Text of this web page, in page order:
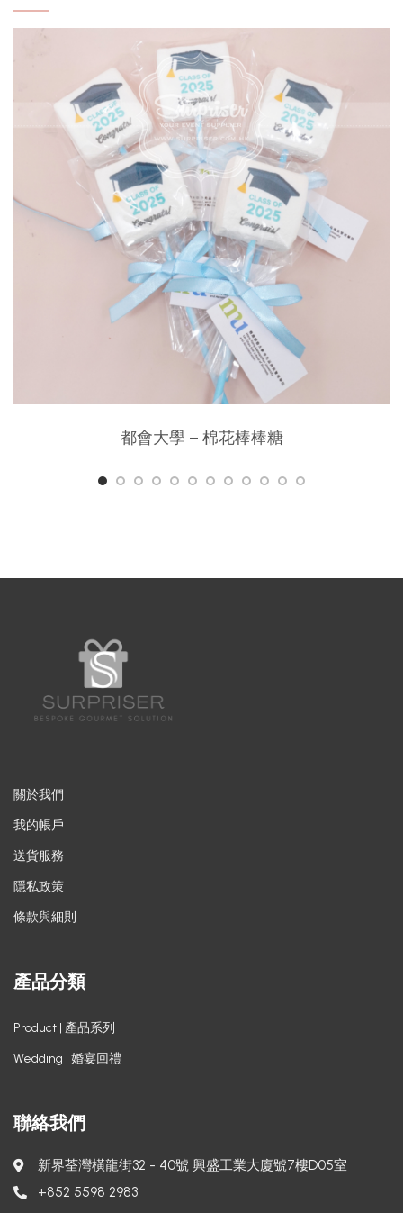
都會大學 – 棉花棒棒糖
關於我們
我的帳戶
送貨服務
隱私政策
條款與細則
產品分類
Product | 產品系列
Wedding | 婚宴回禮
聯絡我們
新界荃灣橫龍街32 - 40號 興盛工業大廈號7樓D05室
+852 5598 2983